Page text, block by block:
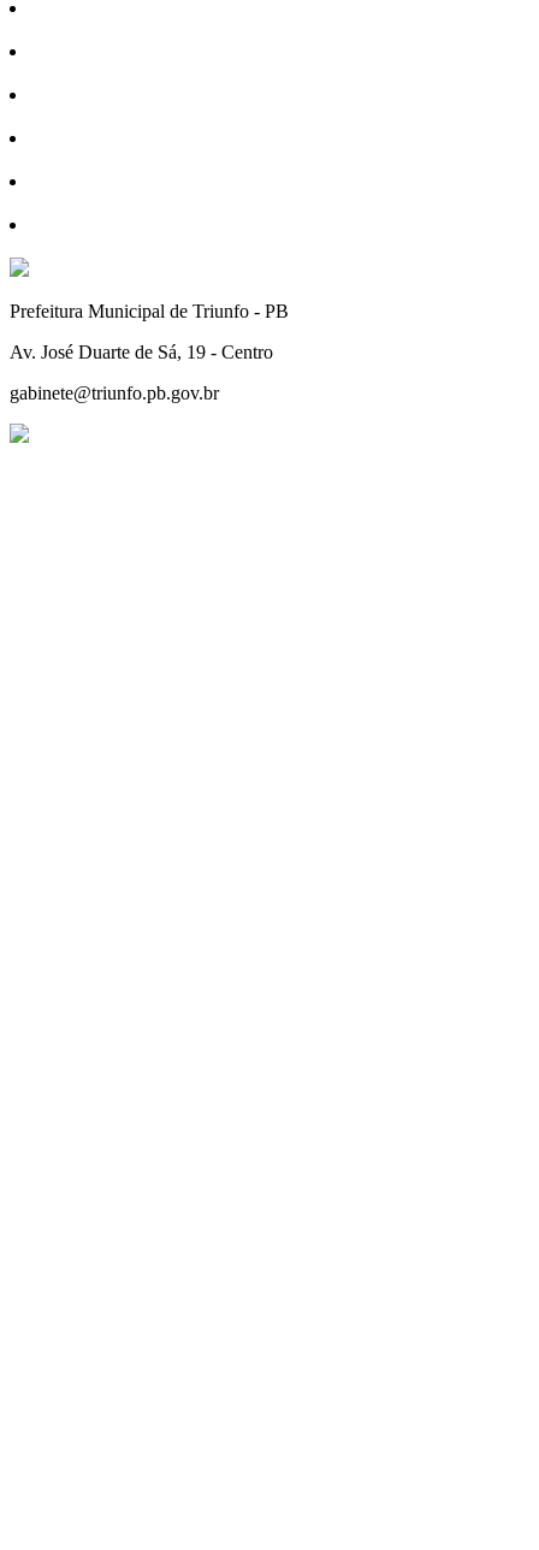
Prefeitura Municipal de Triunfo - PB
Av. José Duarte de Sá, 19 - Centro
gabinete@triunfo.pb.gov.br